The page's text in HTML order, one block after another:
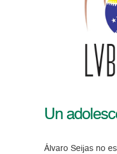
Un
Álvaro Seijas no